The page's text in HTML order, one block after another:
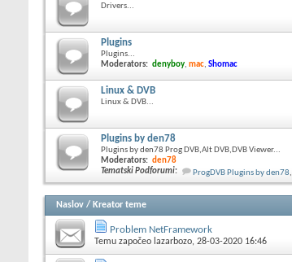
Drivers...
Plugins
Plugins...
Moderators: denyboy, mac, Shomac
Linux & DVB
Linux & DVB...
Plugins by den78
Plugins by den78 Prog DVB,Alt DVB,DVB Viewer...
Moderators: den78
Tematski Podforumi: ProgDVB Plugins by den78,
Naslov / Kreator teme
Problem NetFramework
Temu započeo lazarbozo, 28-03-2020 16:46